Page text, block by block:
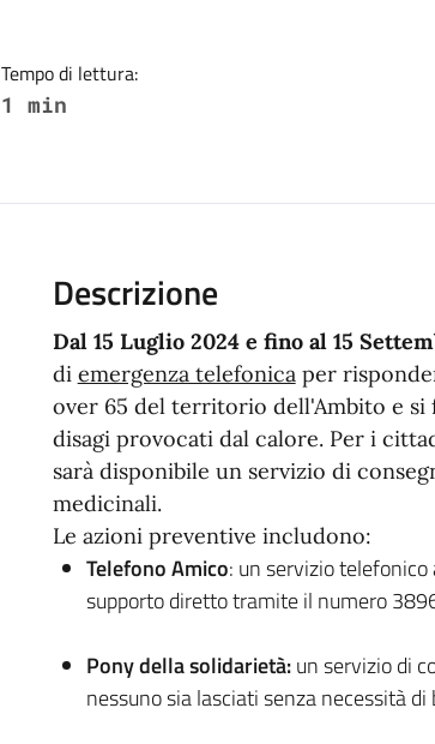
Tempo di lettura:
1 min
Descrizione
Dal 15 Luglio 2024 e fino al 15
di emergenza telefonicaper
over 65 del territorio dell'Ambito e
disagi provocati dal calore. Per i
sarà disponibile un servizio di
medicinali.
Le azioni preventive includono:
Telefono Amico: un servizio
supporto diretto tramite il numero
Pony della solidarietà:un servizio di
nessuno sia lasciati senza necessità